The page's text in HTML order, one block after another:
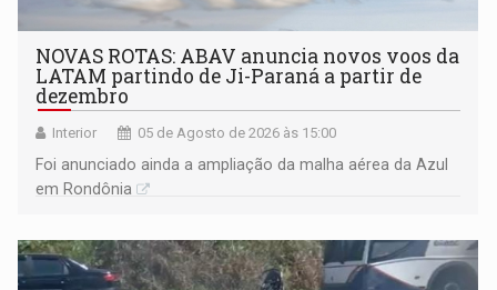
NOVAS ROTAS: ABAV anuncia novos voos da
LATAM partindo de Ji-Paraná a partir de
dezembro
Interior 05 de Agosto de 2026 às 15:00
Foi anunciado ainda a ampliação da malha aérea da Azul
em Rondônia